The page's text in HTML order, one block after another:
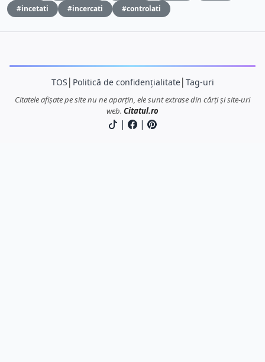
#incetati
#incercati #controlati
TOS Politică de confidențialitate│ Tag-uri
Citatele afișate pe site nu ne aparțin, ele sunt extrase din cărți și site-uri
web. Citatul.ro
| |